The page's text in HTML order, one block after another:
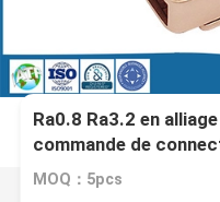
Ra0.8 Ra3.2 en
commande de
moulage mécanique
MOQ：5pcs